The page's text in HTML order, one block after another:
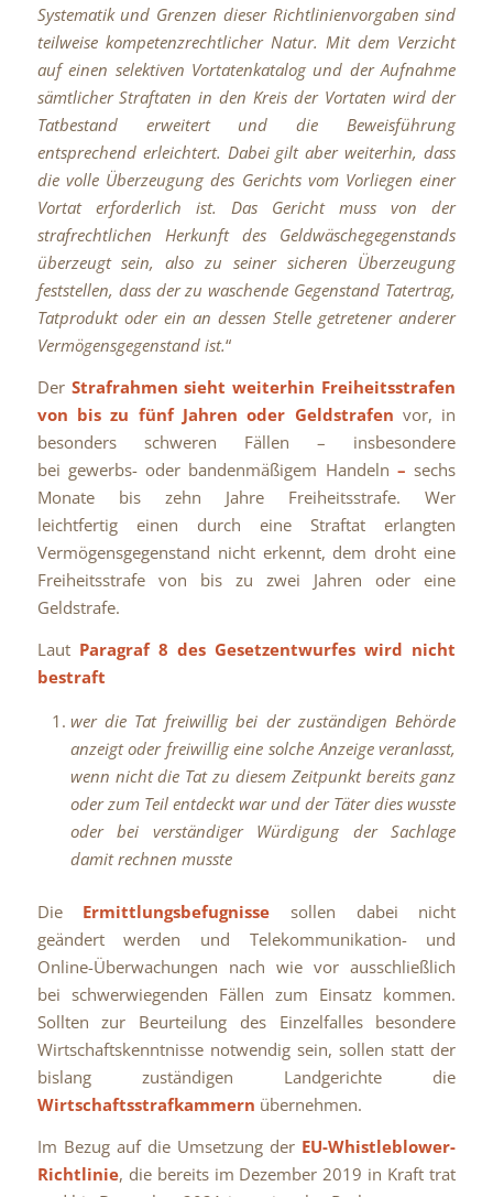
Systematik und Grenzen dieser Richtlinienvorgaben sind
teilweise kompetenzrechtlicher Natur. Mit dem Verzicht
auf einen selektiven Vortatenkatalog und der Aufnahme
sämtlicher Straftaten in den Kreis der Vortaten wird der
Tatbestand erweitert und die Beweisführung
entsprechend erleichtert. Dabei gilt aber weiterhin, dass
die volle Überzeugung des Gerichts vom Vorliegen einer
Vortat erforderlich ist. Das Gericht muss von der
strafrechtlichen Herkunft des Geldwäschegegenstands
überzeugt sein, also zu seiner sicheren Überzeugung
feststellen, dass der zu waschende Gegenstand Tatertrag,
Tatprodukt oder ein an dessen Stelle getretener anderer
Vermögensgegenstand ist.“
Der Strafrahmen sieht weiterhin Freiheitsstrafen
von bis zu fünf Jahren oder Geldstrafen vor, in
besonders schweren Fällen – insbesondere
bei gewerbs- oder bandenmäßigem Handeln–sechs
Monate bis zehn Jahre Freiheitsstrafe. Wer
leichtfertig einen durch eine Straftat erlangten
Vermögensgegenstand nicht erkennt, dem droht eine
Freiheitsstrafe von bis zu zwei Jahren oder eine
Geldstrafe.
Laut Paragraf 8 des Gesetzentwurfes wird nicht
bestraft
wer die Tat freiwillig bei der zuständigen Behörde
anzeigt oder freiwillig eine solche Anzeige veranlasst,
wenn nicht die Tat zu diesem Zeitpunkt bereits ganz
oder zum Teil entdeckt war und der Täter dies wusste
oder bei verständiger Würdigung der Sachlage
damit rechnen musste
Die Ermittlungsbefugnisse sollen dabei nicht
geändert werden und Telekommunikation- und
Online-Überwachungen nach wie vor ausschließlich
bei schwerwiegenden Fällen zum Einsatz kommen.
Sollten zur Beurteilung des Einzelfalles besondere
Wirtschaftskenntnisse notwendig sein, sollen statt der
bislang zuständigen Landgerichte die
Wirtschaftsstrafkammern übernehmen.
Im Bezug auf die Umsetzung der EU-Whistleblower-
Richtlinie, die bereits im Dezember 2019 in Kraft trat